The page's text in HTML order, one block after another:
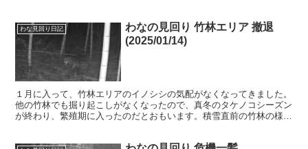
わな見回り日記
わなの見回り 竹林エリア 撤退
(2025/01/14)
１月に入って、竹林エリアのイノシシの気配がなくなってきました。
他の竹林でも掘り起こしがなくなったので、真冬のタケノコシーズン
が終わり、繁殖期に入ったのだとおもいます。積雪直前の竹林の様子